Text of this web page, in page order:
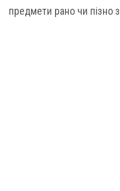
предмети рано чи пізно